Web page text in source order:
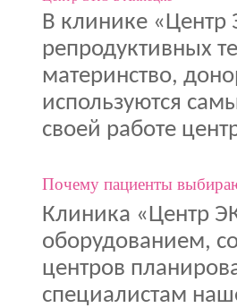
В клинике
репродуктивных
материнство,
используются
своей работе
Почему пациенты
Клиника «Центр
оборудованием,
центров
специалистам